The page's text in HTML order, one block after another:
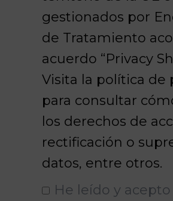
gestionados por
de Tratamiento
acuerdo “Privacy
Visita la política de
para consultar
los derechos de
rectificación o
datos, entre otros.
He leído y acepto